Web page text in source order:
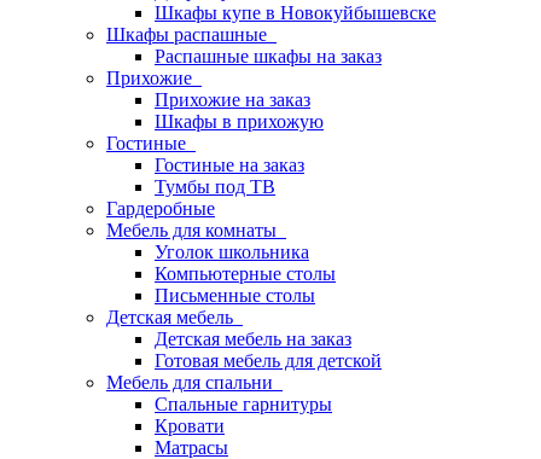
Шкафы купе в Новокуйбышевске
Шкафы распашные
Распашные шкафы на заказ
Прихожие
Прихожие на заказ
Шкафы в прихожую
Гостиные
Гостиные на заказ
Тумбы под ТВ
Гардеробные
Мебель для комнаты
Уголок школьника
Компьютерные столы
Письменные столы
Детская мебель
Детская мебель на заказ
Готовая мебель для детской
Мебель для спальни
Спальные гарнитуры
Кровати
Матрасы